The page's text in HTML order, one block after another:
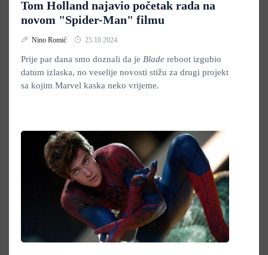
Tom Holland najavio početak rada na
novom "Spider-Man" filmu
Nino Romić 25.10.2024.
Prije par dana smo doznali da je Blade reboot izgubio
datum izlaska, no veselije novosti stižu za drugi projekt
sa kojim Marvel kaska neko vrijeme.